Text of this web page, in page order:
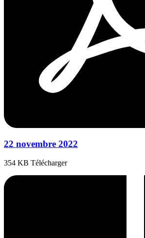
22 novembre 2022
354 KB Télécharger